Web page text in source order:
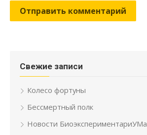
Свежие записи
Колесо фортуны
Бессмертный полк
Новости БиоэкспериментариУМа